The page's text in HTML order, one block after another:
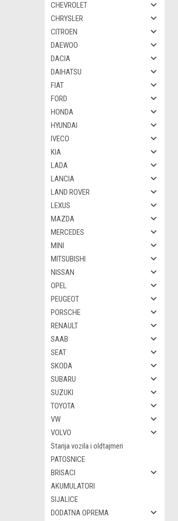
CHEVROLET
CHRYSLER
CITROEN
DAEWOO
DACIA
DAIHATSU
FIAT
FORD
HONDA
HYUNDAI
IVECO
KIA
LADA
LANCIA
LAND ROVER
LEXUS
MAZDA
MERCEDES
MINI
MITSUBISHI
NISSAN
OPEL
PEUGEOT
PORSCHE
RENAULT
SAAB
SEAT
SKODA
SUBARU
SUZUKI
TOYOTA
VW
VOLVO
Starija vozila i oldtajmeri
PATOSNICE
BRISACI
AKUMULATORI
SIJALICE
DODATNA OPREMA